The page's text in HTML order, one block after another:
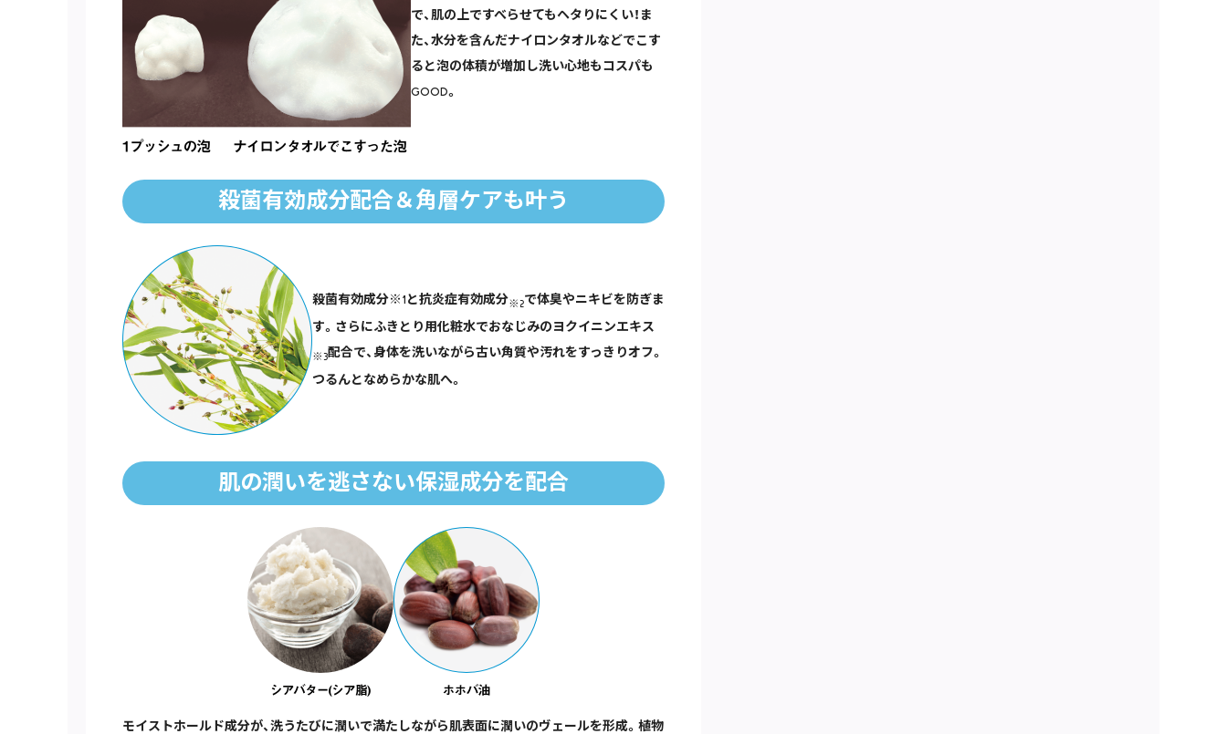
で、肌の上ですべらせてもヘタりにくい！ま
た、水分を含んだナイロンタオルなどでこす
ると泡の体積が増加し洗い心地もコスパも
GOOD。
殺菌有効成分配合＆角層ケアも叶う
殺菌有効成分※1と抗炎症有効成分※2で体臭やニキビを防ぎま
す。さらにふきとり用化粧水でおなじみのヨクイニンエキス
※3配合で、身体を洗いながら古い角質や汚れをすっきりオフ。
つるんとなめらかな肌へ。
肌の潤いを逃さない保湿成分を配合
モイストホールド成分が、洗うたびに潤いで満たしながら肌表面に潤いのヴェールを形成。植物